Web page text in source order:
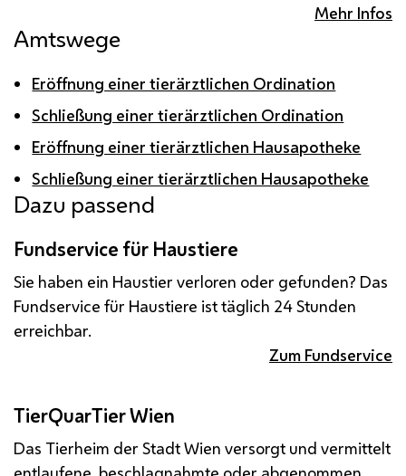
Mehr Infos
Amtswege
Eröffnung einer tierärztlichen Ordination
Schließung einer tierärztlichen Ordination
Eröffnung einer tierärztlichen Hausapotheke
Schließung einer tierärztlichen Hausapotheke
Dazu passend
Fundservice für Haustiere
Sie haben ein Haustier verloren oder gefunden? Das
Fundservice für Haustiere ist täglich 24 Stunden
erreichbar.
Zum Fundservice
TierQuarTier Wien
Das Tierheim der Stadt Wien versorgt und vermittelt